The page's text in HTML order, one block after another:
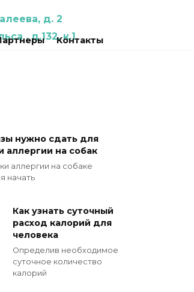
д. 2
, д.132, к.1Контакты
нужно сдать для
аллергии на собак
аллергии на собаке
начать
Как узнать суточный
расход калорий для
человека
Определив необходимое
суточное количество
калорий